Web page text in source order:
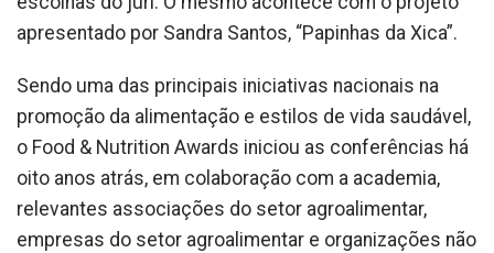
apresentado por Sandra Santos, “Papinhas da Xica”.
Sendo uma das principais iniciativas nacionais na
promoção da alimentação e estilos de vida saudável,
o Food & Nutrition Awards iniciou as conferências há
oito anos atrás, em colaboração com a academia,
relevantes associações do setor agroalimentar,
empresas do setor agroalimentar e organizações não